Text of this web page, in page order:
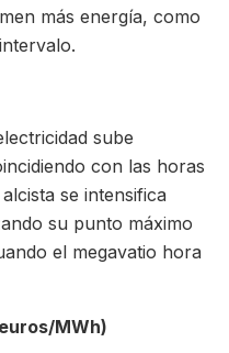
más energía, como
sube
con las horas
se intensifica
su punto máximo
el megavatio hora
MWh)